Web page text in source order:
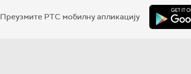
Преузмите РТС мобилну апликацију